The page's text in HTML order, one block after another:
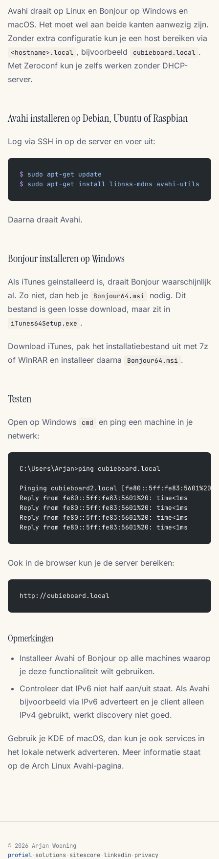
Avahi draait op Linux en Bonjour op Windows en
macOS. Het moet wel aan beide kanten aanwezig zijn.
Zonder extra configuratie kun je een host bereiken via
<hostname>.local , bijvoorbeeld cubieboard.local .
Met Zeroconf kun je zelfs werken zonder DHCP-
server.
Avahi installeren op Debian, Ubuntu of Raspbian
Log via SSH in op de server en voer uit:
$ sudo apt-get update
$ sudo apt-get install libnss-mdns avahi-utils
Daarna draait Avahi.
Bonjour installeren op Windows
Als iTunes geinstalleerd is, draait Bonjour waarschijnlijk
al. Zo niet, dan heb je
Bonjour64.msi
nodig. Dit
bestand is geen losse download, maar zit in
iTunes64Setup.exe .
Download iTunes, pak het installatiebestand uit met 7z
of WinRAR en installeer daarna
Bonjour64.msi .
Testen
Open op Windows cmd
en ping een machine in je
netwerk:
C:\Users\Arjan>ping cubieboard.local
Pinging cubieboard2.local
Reply from fe80::5ff:fe83:5601%20: time<1ms
Reply from fe80::5ff:fe83:5601%20: time<1ms
Reply from fe80::5ff:fe83:5601%20: time<1ms
Reply from fe80::5ff:fe83:5601%20: time<1ms
Ook in de browser kun je de server bereiken:
http://cubieboard.local
Opmerkingen
Installeer Avahi of Bonjour op alle machines waarop
je deze functionaliteit wilt gebruiken.
Controleer dat IPv6 niet half aan/uit staat. Als Avahi
bijvoorbeeld via IPv6 adverteert en je client alleen
IPv4 gebruikt, werkt discovery niet goed.
Gebruik je KDE of macOS, dan kun je ook services in
het lokale netwerk adverteren. Meer informatie staat
op de Arch Linux Avahi-pagina.
© 2026 Arjan Wooning
profiel·solutions·sitescore·linkedin ·privacy